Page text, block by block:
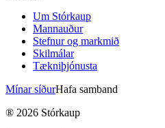
Um Stórkaup
Mannauður
Stefnur og markmið
Skilmálar
Tækniþjónusta
Mínar síðurHafa samband
® 2026 Stórkaup